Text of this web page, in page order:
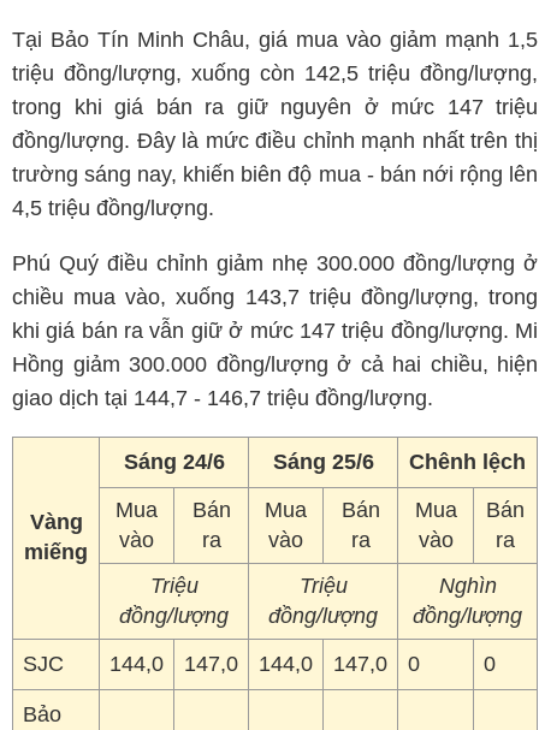
Tại Bảo Tín Minh Châu, giá mua vào giảm mạnh 1,5
triệu đồng/lượng, xuống còn 142,5 triệu đồng/lượng,
trong khi giá bán ra giữ nguyên ở mức 147 triệu
đồng/lượng. Đây là mức điều chỉnh mạnh nhất trên thị
trường sáng nay, khiến biên độ mua - bán nới rộng lên
4,5 triệu đồng/lượng.
Phú Quý điều chỉnh giảm nhẹ 300.000 đồng/lượng ở
chiều mua vào, xuống 143,7 triệu đồng/lượng, trong
khi giá bán ra vẫn giữ ở mức 147 triệu đồng/lượng. Mi
Hồng giảm 300.000 đồng/lượng ở cả hai chiều, hiện
giao dịch tại 144,7 - 146,7 triệu đồng/lượng.
Vàng
miếng
Sáng 24/6 Sáng 25/6
Chênh lệch
Mua
vào
Bán
ra
Mua
vào
Bán
ra
Mua
vào
Bán
ra
Triệu
đồng/lượng
Triệu
đồng/lượng
Nghìn
đồng/lượng
SJC
144,0 147,0 144,0 147,0 0 0
Bảo